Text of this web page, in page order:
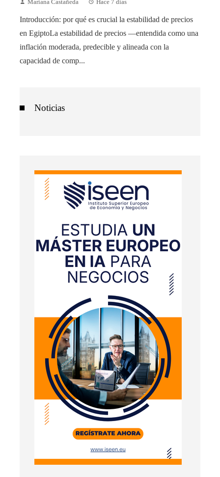
Mariana Castañeda Hace 7 días
Introducción: por qué es crucial la estabilidad de precios
en EgiptoLa estabilidad de precios —entendida como una
inflación moderada, predecible y alineada con la
capacidad de comp...
Noticias